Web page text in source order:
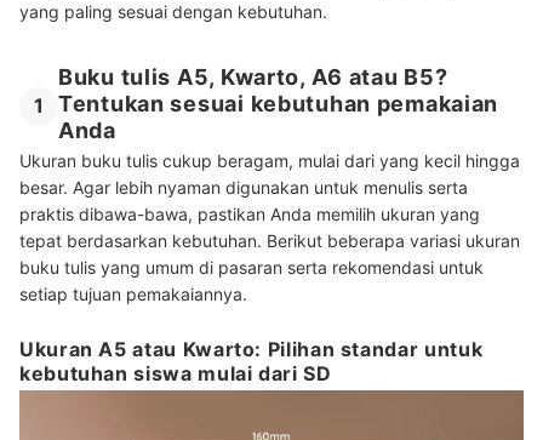
yang paling sesuai dengan kebutuhan.
1
Buku tulis A5, Kwarto, A6 atau B5?
Tentukan sesuai kebutuhan pemakaian
Anda
Ukuran buku tulis cukup beragam, mulai dari yang kecil hingga
besar. Agar lebih nyaman digunakan untuk menulis serta
praktis dibawa-bawa, pastikan Anda memilih ukuran yang
tepat berdasarkan kebutuhan. Berikut beberapa variasi ukuran
buku tulis yang umum di pasaran serta rekomendasi untuk
setiap tujuan pemakaiannya.
Ukuran A5 atau Kwarto: Pilihan standar untuk
kebutuhan siswa mulai dari SD